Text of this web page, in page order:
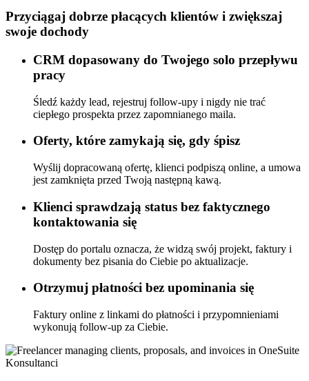
Przyciągaj dobrze płacących klientów i zwiększaj
swoje dochody
CRM dopasowany do Twojego solo przepływu
pracy
Śledź każdy lead, rejestruj follow-upy i nigdy nie trać
ciepłego prospekta przez zapomnianego maila.
Oferty, które zamykają się, gdy śpisz
Wyślij dopracowaną ofertę, klienci podpiszą online, a umowa
jest zamknięta przed Twoją następną kawą.
Klienci sprawdzają status bez faktycznego
kontaktowania się
Dostęp do portalu oznacza, że widzą swój projekt, faktury i
dokumenty bez pisania do Ciebie po aktualizacje.
Otrzymuj płatności bez upominania się
Faktury online z linkami do płatności i przypomnieniami
wykonują follow-up za Ciebie.
Konsultanci